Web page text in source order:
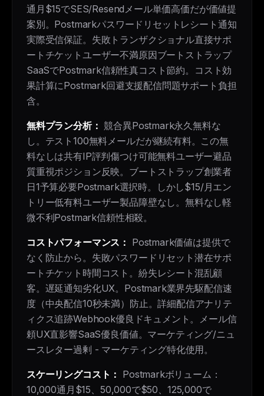
通月$15でSES/Resendメール単価高価だが価値提
案別。Postmarkパスワードリセットレシート通知
実際受信保証。失敗トランザクショナル直接サポ
ートチケットユーザー不満原因ブートストラップ
SaaSでPostmark信頼性真コスト節約。コスト効
果計算にPostmark回避支援配信問題サポート負担
含。
無料プラン分析： 競合異Postmark永久無料な
し。テスト100無料メールだが継続有料。この無
料なしは共有IP評判傷つけ可能無料ユーザー避品
質重視ポジション反映。ブートストラップ創業者
日1予算必要Postmark選択時。しかし$15/月エン
トリー低有料ユーザー製品障壁なし。無料なし軽
微不利Postmark信頼性相殺。
コストパフォーマンス： Postmark価値は提供で
なく防止から。失敗パスワードリセット潜在サポ
ートチケット時間コスト。紛失レシート混乱顧
客。遅延通知劣化UX。Postmark業界先駆配信速
度（中央配信10秒未満）防止。詳細配信アナリテ
ィクス追跡Webhook優良ドキュメント。メール信
頼UX直影響SaaS優良価値。マーケティング/ニュ
ースレター過剰 - マーケティング特化使用。
スケーリングコスト： Postmarkボリューム：
10,000通月$15、50,000で$50、125,000で